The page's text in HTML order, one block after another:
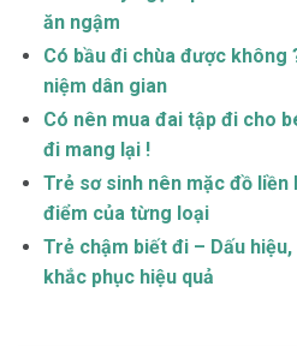
ăn ngậm
Có bầu đi chùa được không
niệm dân gian
Có nên mua đai tập đi cho
đi mang lại !
Trẻ sơ sinh nên mặc đồ liền
điểm của từng loại
Trẻ chậm biết đi – Dấu
khắc phục hiệu quả